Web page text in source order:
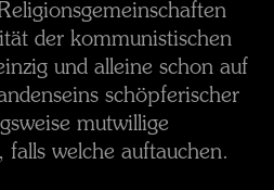
der kommunistischen
und alleine schon auf
schöpferischer
mutwillige
falls welche auftauchen.